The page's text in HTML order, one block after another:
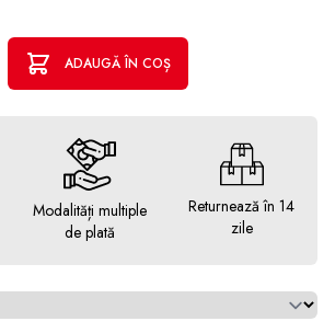
ADAUGĂ ÎN COȘ
Modalități multiple
de plată
Returnează în 14
zile